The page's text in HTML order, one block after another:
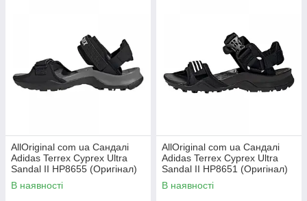
AllOriginal com ua Сандалі
Adidas Terrex Cyprex Ultra
Sandal II HP8655 (Оригінал)
РОЗМІРИ ЗАПИТУЙТЕ
В наявності
AllOriginal com ua Сандалі
Adidas Terrex Cyprex Ultra
Sandal II HP8651 (Оригінал)
РОЗМІРИ ЗАПИТУЙТЕ
В наявності